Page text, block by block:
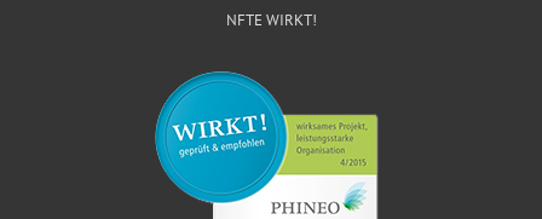
NFTE WIRKT!